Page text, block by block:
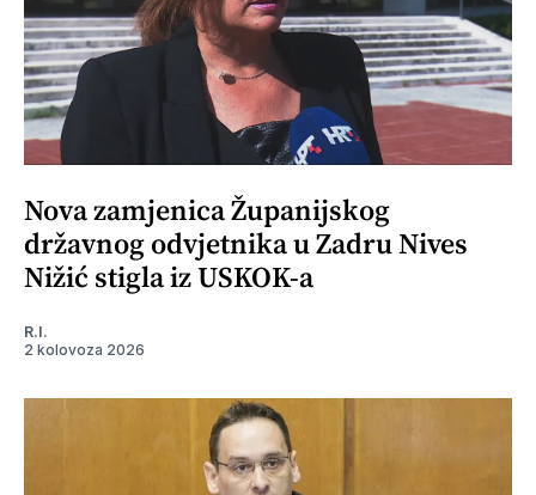
Nova zamjenica Županijskog
državnog odvjetnika u Zadru Nives
Nižić stigla iz USKOK-a
R.I.
2 kolovoza 2026